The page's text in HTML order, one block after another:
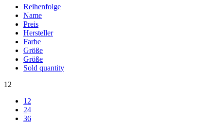
Reihenfolge
Name
Preis
Hersteller
Farbe
Größe
Größe
Sold quantity
12
12
24
36